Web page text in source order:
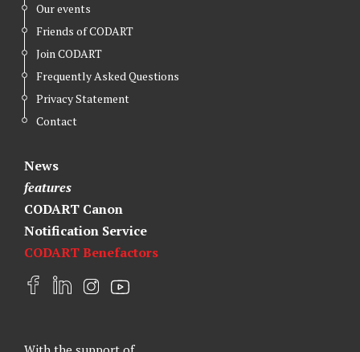
Our events
Friends of CODART
Join CODART
Frequently Asked Questions
Privacy Statement
Contact
News
features
CODART Canon
Notification Service
CODART Benefactors
F
L
I
Y